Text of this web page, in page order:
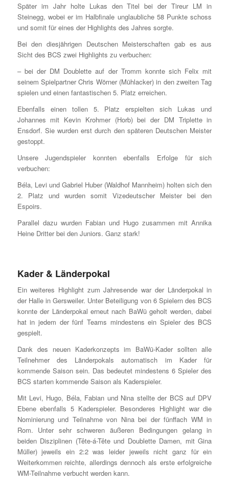
Später im Jahr holte Lukas den Titel bei der Tireur LM in
Steinegg, wobei er im Halbfinale unglaubliche 58 Punkte schoss
und somit für eines der Highlights des Jahres sorgte.
Bei den diesjährigen Deutschen Meisterschaften gab es aus
Sicht des BCS zwei Highlights zu verbuchen:
– bei der DM Doublette auf der Tromm konnte sich Felix mit
seinem Spielpartner Chris Wörner (Mühlacker) in den zweiten Tag
spielen und einen fantastischen 5. Platz erreichen.
Ebenfalls einen tollen 5. Platz erspielten sich Lukas und
Johannes mit Kevin Krohmer (Horb) bei der DM Triplette in
Ensdorf. Sie wurden erst durch den späteren Deutschen Meister
gestoppt.
Unsere Jugendspieler konnten ebenfalls Erfolge für sich
verbuchen:
Béla, Levi und Gabriel Huber (Waldhof Mannheim) holten sich den
2. Platz und wurden somit Vizedeutscher Meister bei den
Espoirs.
Parallel dazu wurden Fabian und Hugo zusammen mit Annika
Heine Dritter bei den Juniors. Ganz stark!
Kader & Länderpokal
Ein weiteres Highlight zum Jahresende war der Länderpokal in
der Halle in Gersweiler. Unter Beteiligung von 6 Spielern des BCS
konnte der Länderpokal erneut nach BaWü geholt werden, dabei
hat in jedem der fünf Teams mindestens ein Spieler des BCS
gespielt.
Dank des neuen Kaderkonzepts im BaWü-Kader sollten alle
Teilnehmer des Länderpokals automatisch im Kader für
kommende Saison sein. Das bedeutet mindestens 6 Spieler des
BCS starten kommende Saison als Kaderspieler.
Mit Levi, Hugo, Béla, Fabian und Nina stellte der BCS auf DPV
Ebene ebenfalls 5 Kaderspieler. Besonderes Highlight war die
Nominierung und Teilnahme von Nina bei der fünffach WM in
Rom. Unter sehr schweren äußeren Bedingungen gelang in
beiden Disziplinen (Tête-á-Tête und Doublette Damen, mit Gina
Müller) jeweils ein 2:2 was leider jeweils nicht ganz für ein
Weiterkommen reichte, allerdings dennoch als erste erfolgreiche
WM-Teilnahme verbucht werden kann.